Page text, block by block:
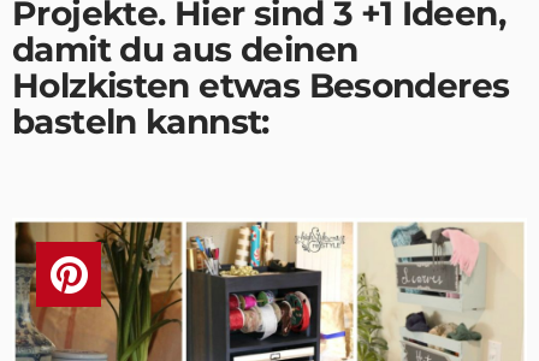
Projekte. Hier sind 3 +1 Ideen,
damit du aus deinen
Holzkisten etwas Besonderes
basteln kannst: